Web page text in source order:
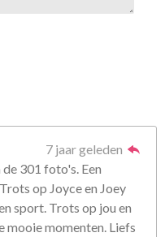
7 jaar geleden
301 foto's. Een
op Joyce en Joey
sport. Trots op jou en
mooie momenten. Liefs